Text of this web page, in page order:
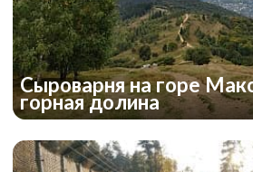
Сыроварня на горе
горная долина